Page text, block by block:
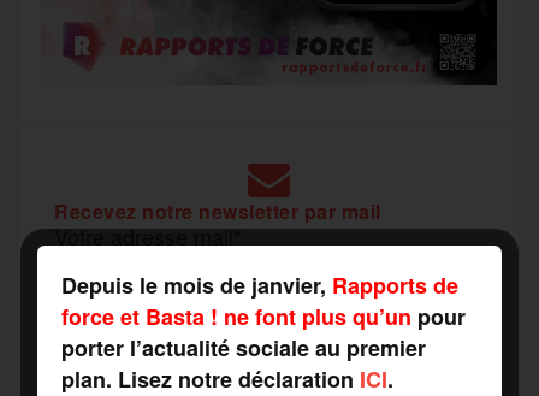
Recevez notre newsletter par mail
Votre adresse mail*
Depuis le mois de janvier, Rapports de
force et Basta ! ne font plus qu’un pour
porter l’actualité sociale au premier
plan. Lisez notre déclaration ICI.